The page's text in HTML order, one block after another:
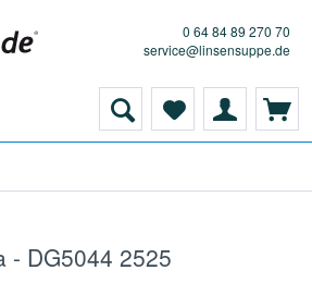
0 64 84 89 270 70
service@linsensuppe.de
- DG5044 2525